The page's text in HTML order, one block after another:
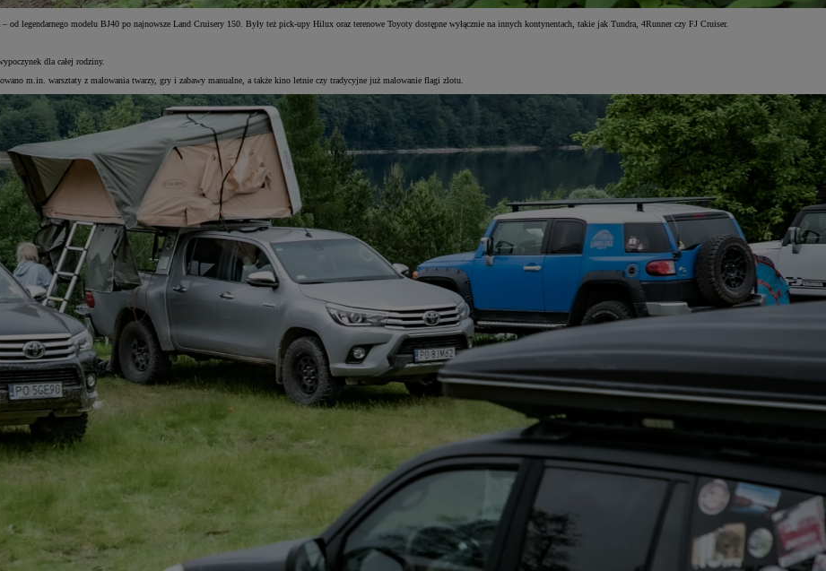
od legendarnego modelu BJ40 po najnowsze Land Cruisery 150. Były też pick-upy Hilux oraz terenowe Toyoty dostępne wyłącznie na innych kontynentach, takie jak Tundra, 4Runner czy FJ Cruiser.
dla całej rodziny.
m.in. warsztaty z malowania twarzy, gry i zabawy manualne, a także kino letnie czy tradycyjne już malowanie flagi zlotu.